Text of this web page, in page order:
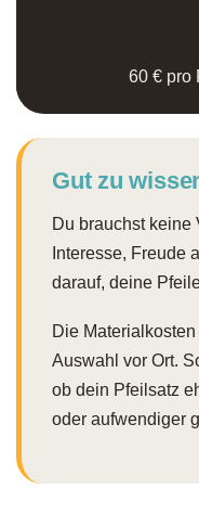
60 € pro
Gut zu
Du brauchst keine
Interesse, Freude
darauf, deine
Die
Auswahl vor Ort.
ob dein Pfeilsatz
oder aufwendiger